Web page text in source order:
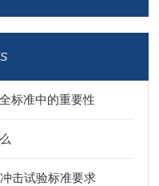
标准中的重要性
击试验标准要求